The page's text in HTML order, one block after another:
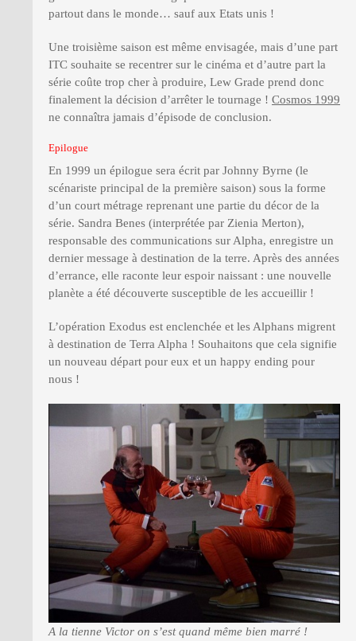
partout dans le monde… sauf aux Etats unis !
Une troisième saison est même envisagée, mais d’une part
ITC souhaite se recentrer sur le cinéma et d’autre part la
série coûte trop cher à produire, Lew Grade prend donc
finalement la décision d’arrêter le tournage ! Cosmos 1999
ne connaîtra jamais d’épisode de conclusion.
Epilogue
En 1999 un épilogue sera écrit par Johnny Byrne (le
scénariste principal de la première saison) sous la forme
d’un court métrage reprenant une partie du décor de la
série. Sandra Benes (interprétée par Zienia Merton),
responsable des communications sur Alpha, enregistre un
dernier message à destination de la terre. Après des années
d’errance, elle raconte leur espoir naissant : une nouvelle
planète a été découverte susceptible de les accueillir !
L’opération Exodus est enclenchée et les Alphans migrent
à destination de Terra Alpha ! Souhaitons que cela signifie
un nouveau départ pour eux et un happy ending pour
nous !
A la tienne Victor on s’est quand même bien marré !